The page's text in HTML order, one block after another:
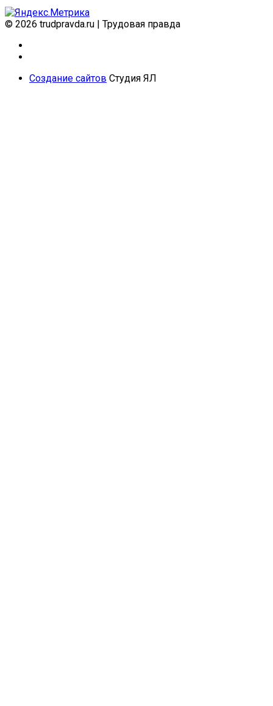
© 2026 trudpravda.ru | Трудовая правда
Создание сайтов Студия ЯЛ